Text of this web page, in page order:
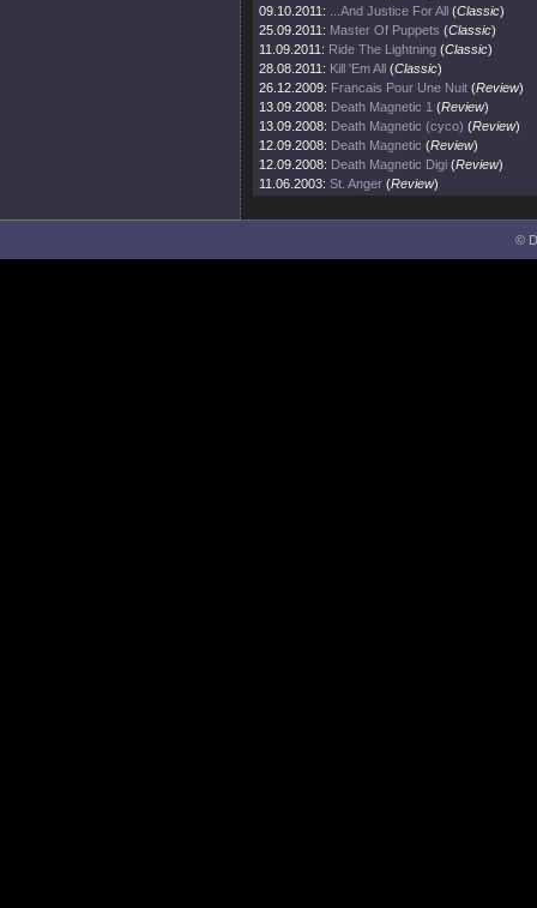
09.10.2011:
...And Justice For All (Classic)
25.09.2011: Master Of Puppets (Classic)
11.09.2011: Ride The Lightning (Classic)
28.08.2011: Kill 'Em All (Classic)
26.12.2009: Francais Pour Une Nuit (Review)
13.09.2008: Death Magnetic 1 (Review)
13.09.2008: Death Magnetic (cyco) (Review)
12.09.2008: Death Magnetic (Review)
12.09.2008: Death Magnetic Digi (Review)
11.06.2003: St. Anger (Review)
©